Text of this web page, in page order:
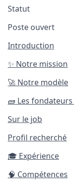
Statut
Poste ouvert
Introduction
✨ Notre mission
🚀 Notre modèle
🧱 Les
Sur le job
Profil recherché
🎓 Expérience
🧠 Compétences